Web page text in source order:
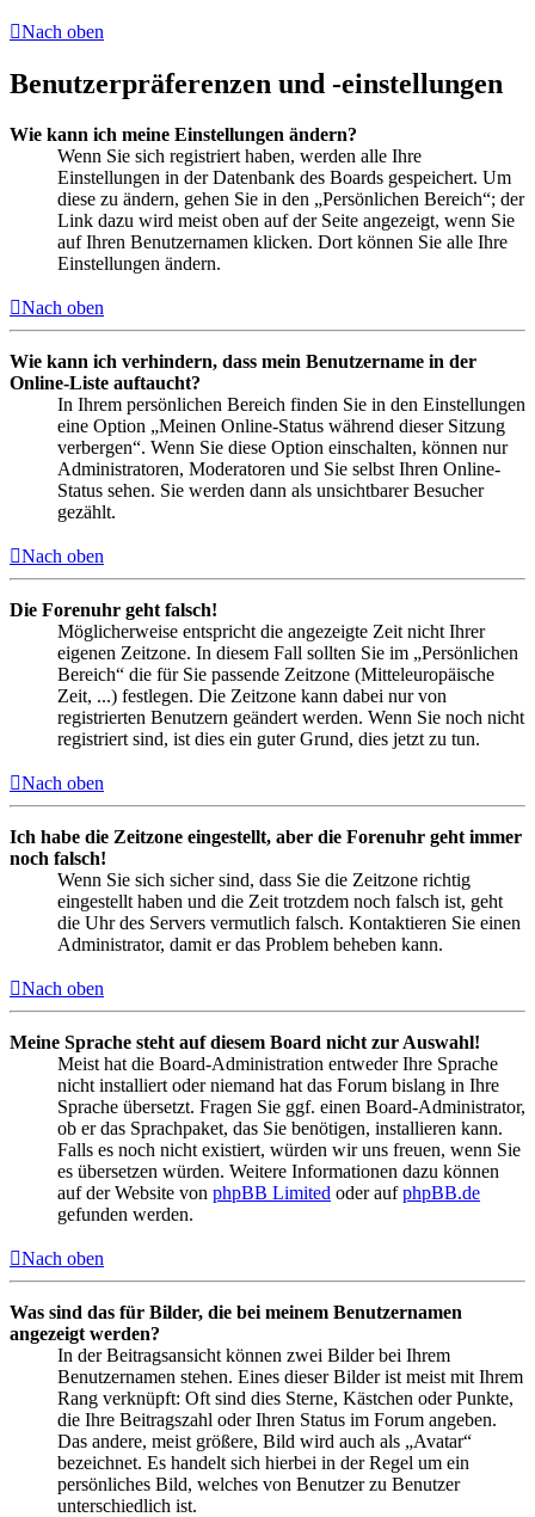
Nach oben
Benutzerpräferenzen und -einstellungen
Wie kann ich meine Einstellungen ändern?
Wenn Sie sich registriert haben, werden alle Ihre
Einstellungen in der Datenbank des Boards gespeichert. Um
diese zu ändern, gehen Sie in den „Persönlichen Bereich“; der
Link dazu wird meist oben auf der Seite angezeigt, wenn Sie
auf Ihren Benutzernamen klicken. Dort können Sie alle Ihre
Einstellungen ändern.
Nach oben
Wie kann ich verhindern, dass mein Benutzername in der
Online-Liste auftaucht?
In Ihrem persönlichen Bereich finden Sie in den Einstellungen
eine Option „Meinen Online-Status während dieser Sitzung
verbergen“. Wenn Sie diese Option einschalten, können nur
Administratoren, Moderatoren und Sie selbst Ihren Online-
Status sehen. Sie werden dann als unsichtbarer Besucher
gezählt.
Nach oben
Die Forenuhr geht falsch!
Möglicherweise entspricht die angezeigte Zeit nicht Ihrer
eigenen Zeitzone. In diesem Fall sollten Sie im „Persönlichen
Bereich“ die für Sie passende Zeitzone (Mitteleuropäische
Zeit, ...) festlegen. Die Zeitzone kann dabei nur von
registrierten Benutzern geändert werden. Wenn Sie noch nicht
registriert sind, ist dies ein guter Grund, dies jetzt zu tun.
Nach oben
Ich habe die Zeitzone eingestellt, aber die Forenuhr geht immer
noch falsch!
Wenn Sie sich sicher sind, dass Sie die Zeitzone richtig
eingestellt haben und die Zeit trotzdem noch falsch ist, geht
die Uhr des Servers vermutlich falsch. Kontaktieren Sie einen
Administrator, damit er das Problem beheben kann.
Nach oben
Meine Sprache steht auf diesem Board nicht zur Auswahl!
Meist hat die Board-Administration entweder Ihre Sprache
nicht installiert oder niemand hat das Forum bislang in Ihre
Sprache übersetzt. Fragen Sie ggf. einen Board-Administrator,
ob er das Sprachpaket, das Sie benötigen, installieren kann.
Falls es noch nicht existiert, würden wir uns freuen, wenn Sie
es übersetzen würden. Weitere Informationen dazu können
auf der Website von phpBB Limited oder aufphpBB.de
gefunden werden.
Nach oben
Was sind das für Bilder, die bei meinem Benutzernamen
angezeigt werden?
In der Beitragsansicht können zwei Bilder bei Ihrem
Benutzernamen stehen. Eines dieser Bilder ist meist mit Ihrem
Rang verknüpft: Oft sind dies Sterne, Kästchen oder Punkte,
die Ihre Beitragszahl oder Ihren Status im Forum angeben.
Das andere, meist größere, Bild wird auch als „Avatar“
bezeichnet. Es handelt sich hierbei in der Regel um ein
persönliches Bild, welches von Benutzer zu Benutzer
unterschiedlich ist.